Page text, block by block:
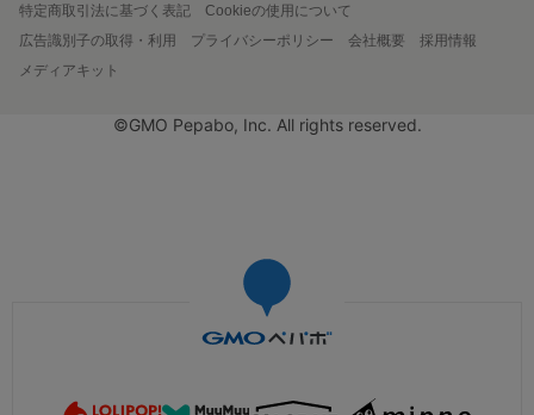
特定商取引法に基づく表記
Cookieの使用について
広告識別子の取得・利用
プライバシーポリシー 会社概要
採用情報
メディアキット
©GMO Pepabo, Inc. All rights reserved.